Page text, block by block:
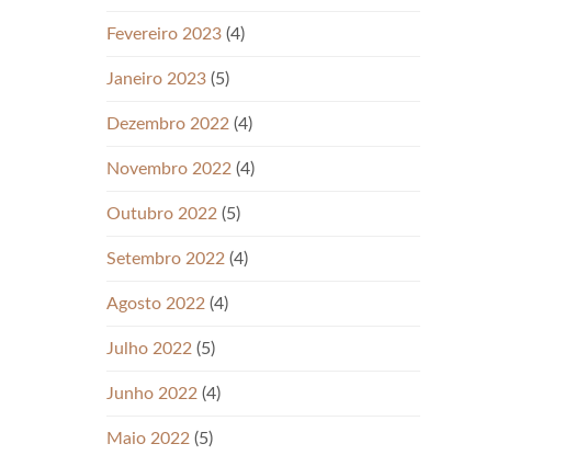
Fevereiro 2023 (4)
Janeiro 2023 (5)
Dezembro 2022 (4)
Novembro 2022 (4)
Outubro 2022 (5)
Setembro 2022 (4)
Agosto 2022 (4)
Julho 2022 (5)
Junho 2022 (4)
Maio 2022 (5)